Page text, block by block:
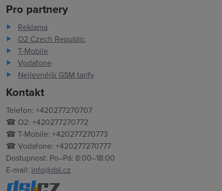
Pro partnery
Reklama
O2 Czech Republic
T-Mobile
Vodafone
Nejlevnější GSM tarify
Kontakt
Telefon: +420277270707
☎ O2: +420277270772
☎ T-Mobile: +420277270773
☎ Vodafone: +420277270777
Dostupnost: Po–Pá: 8:00–18:00
E-mail: info@dsl.cz